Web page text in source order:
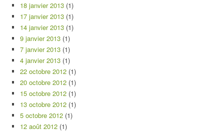
18 janvier 2013 (1)
17 janvier 2013 (1)
14 janvier 2013 (1)
9 janvier 2013 (1)
7 janvier 2013 (1)
4 janvier 2013 (1)
22 octobre 2012 (1)
20 octobre 2012 (1)
15 octobre 2012 (1)
13 octobre 2012 (1)
5 octobre 2012 (1)
12 août 2012 (1)